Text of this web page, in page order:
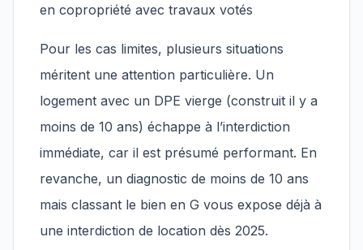
en copropriété avec travaux votés
Pour les cas limites, plusieurs situations
méritent une attention particulière. Un
logement avec un DPE vierge (construit il y a
moins de 10 ans) échappe à l’interdiction
immédiate, car il est présumé performant. En
revanche, un diagnostic de moins de 10 ans
mais classant le bien en G vous expose déjà à
une interdiction de location dès 2025.